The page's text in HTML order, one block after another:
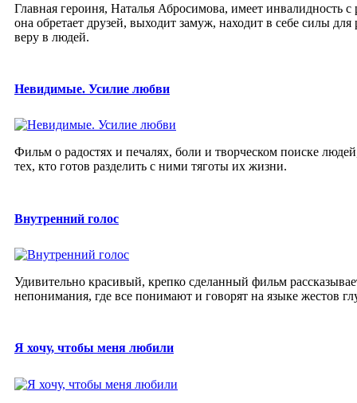
Главная героиня, Наталья Абросимова, имеет инвалидность
она обретает друзей, выходит замуж, находит в себе силы
веру в людей.
Невидимые. Усилие любви
Фильм о радостях и печалях, боли и творческом поиске
тех, кто готов разделить с ними тяготы их жизни.
Внутренний голос
Удивительно красивый, крепко сделанный фильм
непонимания, где все понимают и говорят на языке жестов
Я хочу, чтобы меня любили